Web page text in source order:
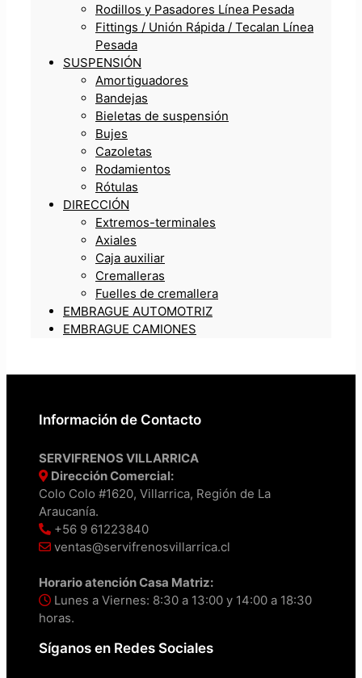
Rodillos y Pasadores Línea Pesada
Fittings / Unión Rápida / Tecalan Línea
Pesada
SUSPENSIÓN
Amortiguadores
Bandejas
Bieletas de suspensión
Bujes
Cazoletas
Rodamientos
Rótulas
DIRECCIÓN
Extremos-terminales
Axiales
Caja auxiliar
Cremalleras
Fuelles de cremallera
EMBRAGUE AUTOMOTRIZ
EMBRAGUE CAMIONES
Información de Contacto
SERVIFRENOS VILLARRICA
Dirección Comercial:
Colo Colo #1620, Villarrica, Región de La
Araucanía.
+56 9 61223840
ventas@servifrenosvillarrica.cl
Horario atención Casa Matriz:
Lunes a Viernes: 8:30 a 13:00 y 14:00 a 18:30
horas.
Síganos en Redes Sociales